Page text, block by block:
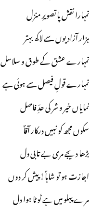
تمہارا نقش پا تصویرِ منزل
ہزار آزادیوں سے لاکھ بہتر
تمہارے عشق کے طوق و سلاسل
تمہارے قولِ فیصل سے ہوئی ہے
نمایاں خیر و شر کی حدِّ فاصل
سکوں مجھ کو نہیں درکار آقاؐ
بڑھا دیجے مری بے تابی دل
اجازت ہو تو شاہاؐ! پیش کر دوں
مرے پہلو میں ہے ٹوٹا ہوا دل